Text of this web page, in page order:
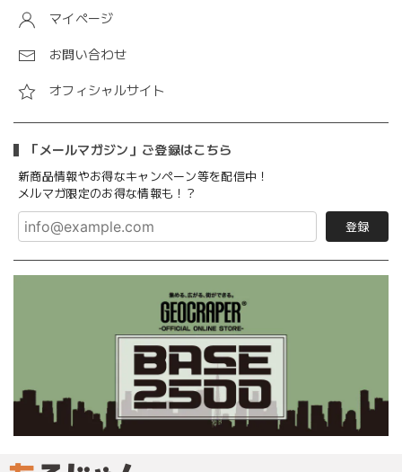
マイページ
お問い合わせ
オフィシャルサイト
「メールマガジン」ご登録はこちら
新商品情報やお得なキャンペーン等を配信中！
メルマガ限定のお得な情報も！？
登録